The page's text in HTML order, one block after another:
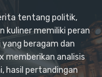
tentang politik,
kuliner memiliki peran
beragam dan
memberikan analisis
hasil pertandingan